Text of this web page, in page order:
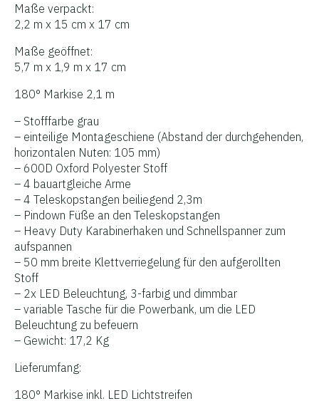
Maße verpackt:
2,2 m x 15 cm x 17 cm
Maße geöffnet:
5,7 m x 1,9 m x 17 cm
180° Markise 2,1 m
– Stofffarbe grau
– einteilige Montageschiene (Abstand der durchgehenden,
horizontalen Nuten: 105 mm)
– 600D Oxford Polyester Stoff
– 4 bauartgleiche Arme
– 4 Teleskopstangen beiliegend 2,3m
– Pindown Füße an den Teleskopstangen
– Heavy Duty Karabinerhaken und Schnellspanner zum
aufspannen
– 50 mm breite Klettverriegelung für den aufgerollten
Stoff
– 2x LED Beleuchtung, 3-farbig und dimmbar
– variable Tasche für die Powerbank, um die LED
Beleuchtung zu befeuern
– Gewicht: 17,2 Kg
Lieferumfang:
180° Markise inkl. LED Lichtstreifen